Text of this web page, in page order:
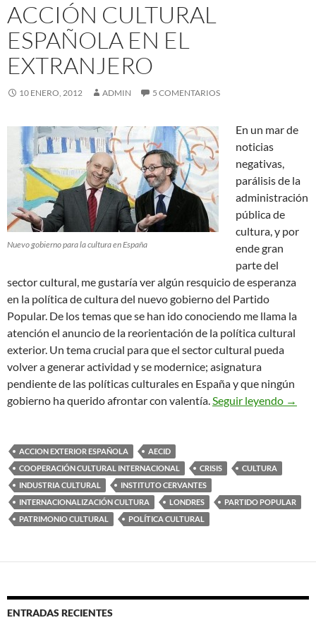
ACCIÓN CULTURAL
ESPAÑOLA EN EL
EXTRANJERO
10 ENERO, 2012 ADMIN 5 COMENTARIOS
Nuevo gobierno para la cultura en España
En un mar de
noticias
negativas,
parálisis de la
administración
pública de
cultura, y por
ende gran
parte del
sector cultural, me gustaría ver algún resquicio de esperanza
en la política de cultura del nuevo gobierno del Partido
Popular. De los temas que se han ido conociendo me llama la
atención el anuncio de la reorientación de la política cultural
exterior. Un tema crucial para que el sector cultural pueda
volver a generar actividad y se modernice; asignatura
pendiente de las políticas culturales en España y que ningún
gobierno ha querido afrontar con valentía.Seguir leyendo →
ACCION EXTERIOR ESPAÑOLA
AECID
COOPERACIÓN CULTURAL INTERNACIONAL
CRISIS
CULTURA
INDUSTRIA CULTURAL
INSTITUTO CERVANTES
INTERNACIONALIZACIÓN CULTURA
LONDRES
PARTIDO POPULAR
PATRIMONIO CULTURAL
POLÍTICA CULTURAL
ENTRADAS RECIENTES